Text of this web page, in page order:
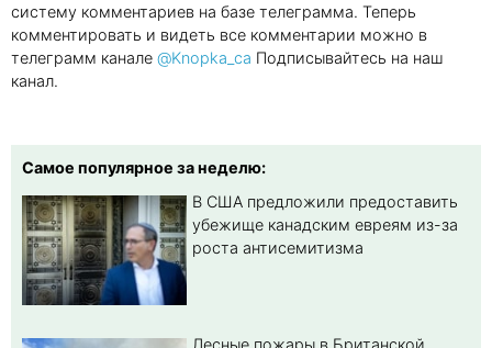
систему комментариев на базе телеграмма. Теперь
комментировать и видеть все комментарии можно в
телеграмм канале @Knopka_ca Подписывайтесь на наш
канал.
Самое популярное за неделю:
В США предложили предоставить
убежище канадским евреям из-за
роста антисемитизма
Лесные пожары в Британской